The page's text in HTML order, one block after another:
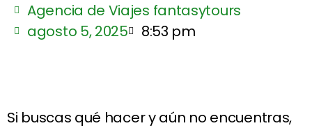
Agencia de Viajes fantasytours
agosto 5, 2025
8:53 pm
Si buscas qué hacer y aún no encuentras,